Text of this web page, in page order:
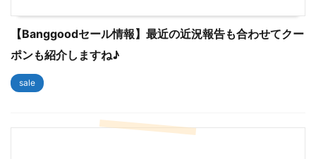
【Banggoodセール情報】最近の近況報告も合わせてクー
ポンも紹介しますね♪
sale